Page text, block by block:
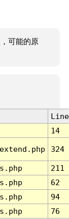
可能的原
Line
14
324
211
62
94
76